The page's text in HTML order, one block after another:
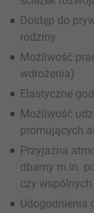
Dostęp do
rodziny
Możliwość
wdrożenia)
Elastyczne
Możliwość
promujących
Przyjazna
dbamy m.in.
czy
Udogodnienia